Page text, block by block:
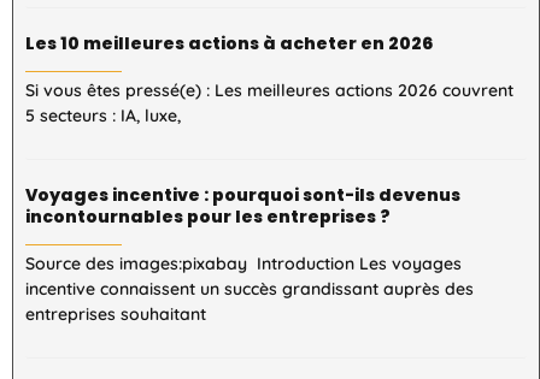
Les 10 meilleures actions à acheter en 2026
Si vous êtes pressé(e) : Les meilleures actions 2026 couvrent
5 secteurs : IA, luxe,
Voyages incentive : pourquoi sont-ils devenus
incontournables pour les entreprises ?
Source des images:pixabay Introduction Les voyages
incentive connaissent un succès grandissant auprès des
entreprises souhaitant